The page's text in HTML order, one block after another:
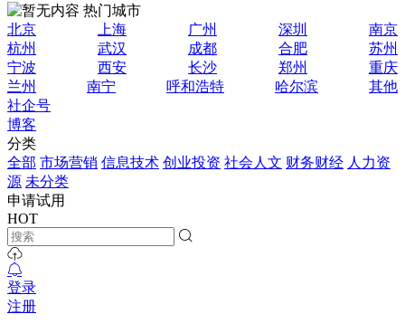
热门城市
北京
上海 广州 深圳
南京
杭州
武汉 成都 合肥
苏州
宁波
西安 长沙 郑州
重庆
兰州
南宁 呼和浩特 哈尔滨
其他
社企号
博客
分类
全部 市场营销 信息技术 创业投资 社会人文 财务财经 人力资
源 未分类
申请试用
HOT
登录
注册